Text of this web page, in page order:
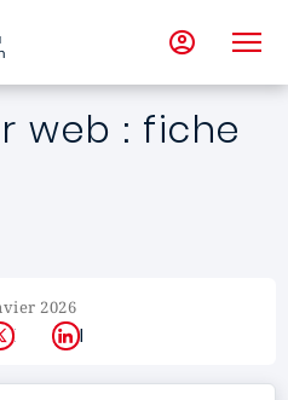
web : fiche
2026
X LinkedIn